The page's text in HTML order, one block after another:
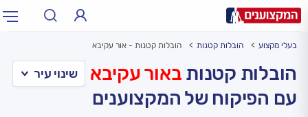
עירעיר: תל אביב, חיפה…
בעלי מקצוע הובלות קטנות הובלות קטנות - אור עקיבא
הובלות קטנות באור עקיבא
עם הפיקוח של המקצוענים